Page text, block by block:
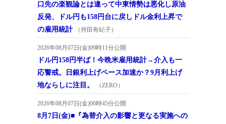
口先の楽観論とは違って中東情勢は悪化し原油
反発、ドル円も158円台に戻しドル金利上昇で
の雇用統計
（持田有紀子）
2026年08月07日(金)09時11分公開
ドル円158円半ば！今晩米雇用統計→介入も一
応警戒。日銀利上げペース加速か？9月利上げ
地ならしに注目。
（ZERO）
2026年08月07日(金)06時45分公開
8月7日(金)■『為替介入の影響と更なる実施への